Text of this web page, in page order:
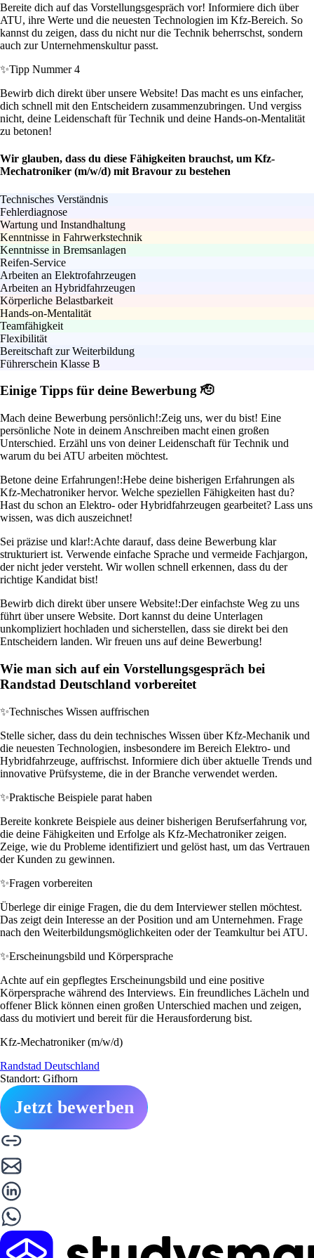
Bereite dich auf das Vorstellungsgespräch vor! Informiere dich über
ATU, ihre Werte und die neuesten Technologien im Kfz-Bereich. So
kannst du zeigen, dass du nicht nur die Technik beherrschst, sondern
auch zur Unternehmenskultur passt.
✨Tipp Nummer 4
Bewirb dich direkt über unsere Website! Das macht es uns einfacher,
dich schnell mit den Entscheidern zusammenzubringen. Und vergiss
nicht, deine Leidenschaft für Technik und deine Hands-on-Mentalität
zu betonen!
Wir glauben, dass du diese Fähigkeiten brauchst, um Kfz-
Mechatroniker (m/w/d) mit Bravour zu bestehen
Technisches Verständnis
Fehlerdiagnose
Wartung und Instandhaltung
Kenntnisse in Fahrwerkstechnik
Kenntnisse in Bremsanlagen
Reifen-Service
Arbeiten an Elektrofahrzeugen
Arbeiten an Hybridfahrzeugen
Körperliche Belastbarkeit
Hands-on-Mentalität
Teamfähigkeit
Flexibilität
Bereitschaft zur Weiterbildung
Führerschein Klasse B
Einige Tipps für deine Bewerbung 🫡
Mach deine Bewerbung persönlich!:Zeig uns, wer du bist! Eine
persönliche Note in deinem Anschreiben macht einen großen
Unterschied. Erzähl uns von deiner Leidenschaft für Technik und
warum du bei ATU arbeiten möchtest.
Betone deine Erfahrungen!:Hebe deine bisherigen Erfahrungen als
Kfz-Mechatroniker hervor. Welche speziellen Fähigkeiten hast du?
Hast du schon an Elektro- oder Hybridfahrzeugen gearbeitet? Lass uns
wissen, was dich auszeichnet!
Sei präzise und klar!:Achte darauf, dass deine Bewerbung klar
strukturiert ist. Verwende einfache Sprache und vermeide Fachjargon,
der nicht jeder versteht. Wir wollen schnell erkennen, dass du der
richtige Kandidat bist!
Bewirb dich direkt über unsere Website!:Der einfachste Weg zu uns
führt über unsere Website. Dort kannst du deine Unterlagen
unkompliziert hochladen und sicherstellen, dass sie direkt bei den
Entscheidern landen. Wir freuen uns auf deine Bewerbung!
Wie man sich auf ein Vorstellungsgespräch bei
Randstad Deutschland vorbereitet
✨Technisches Wissen auffrischen
Stelle sicher, dass du dein technisches Wissen über Kfz-Mechanik und
die neuesten Technologien, insbesondere im Bereich Elektro- und
Hybridfahrzeuge, auffrischst. Informiere dich über aktuelle Trends und
innovative Prüfsysteme, die in der Branche verwendet werden.
✨Praktische Beispiele parat haben
Bereite konkrete Beispiele aus deiner bisherigen Berufserfahrung vor,
die deine Fähigkeiten und Erfolge als Kfz-Mechatroniker zeigen.
Zeige, wie du Probleme identifiziert und gelöst hast, um das Vertrauen
der Kunden zu gewinnen.
✨Fragen vorbereiten
Überlege dir einige Fragen, die du dem Interviewer stellen möchtest.
Das zeigt dein Interesse an der Position und am Unternehmen. Frage
nach den Weiterbildungsmöglichkeiten oder der Teamkultur bei ATU.
✨Erscheinungsbild und Körpersprache
Achte auf ein gepflegtes Erscheinungsbild und eine positive
Körpersprache während des Interviews. Ein freundliches Lächeln und
offener Blick können einen großen Unterschied machen und zeigen,
dass du motiviert und bereit für die Herausforderung bist.
Kfz-Mechatroniker (m/w/d)
Randstad Deutschland
Standort: Gifhorn
Jetzt bewerben